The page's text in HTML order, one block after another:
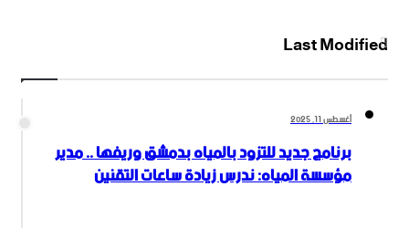
Last Modified
أغسطس 11, 2025
برنامج جديد للتزود بالمياه بدمشق وريفها .. مدير
مؤسسة المياه: ندرس زيادة ساعات التقنين